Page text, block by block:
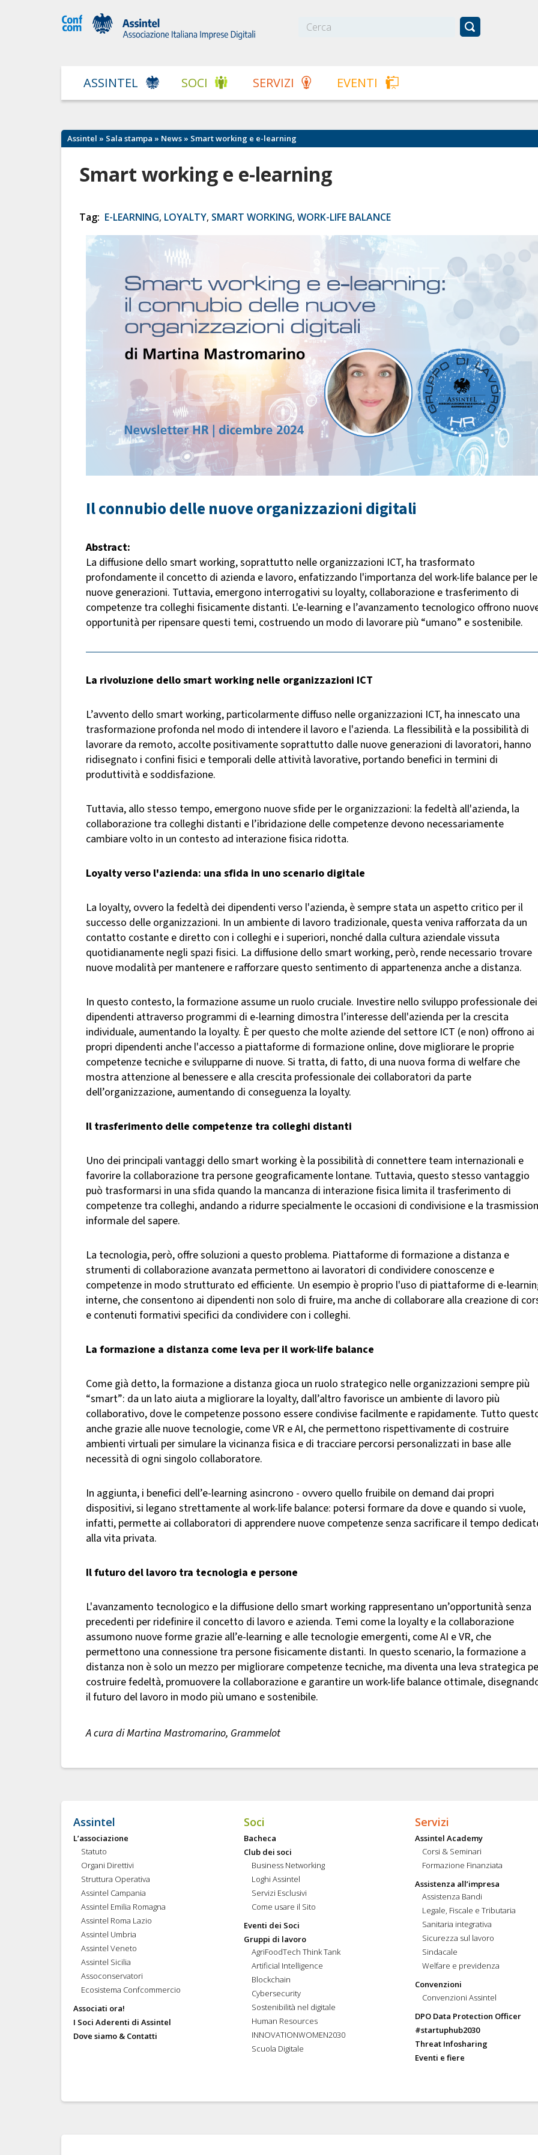
ASSINTEL SOCI SERVIZI EVENTI
Assintel » Sala stampa » News » Smart working e e-learning
Smart working e e-learning
Tag: E-LEARNING, LOYALTY, SMART WORKING, WORK-LIFE BALANCE
Il connubio delle nuove organizzazioni digitali
Abstract:
La diffusione dello smart working, soprattutto nelle organizzazioni ICT, ha trasformato
profondamente il concetto di azienda e lavoro, enfatizzando l'importanza del work-life balance per le
nuove generazioni. Tuttavia, emergono interrogativi su loyalty, collaborazione e trasferimento di
competenze tra colleghi fisicamente distanti. L'e-learning e l’avanzamento tecnologico offrono
opportunità per ripensare questi temi, costruendo un modo di lavorare più “umano” e sostenibile.
La rivoluzione dello smart working nelle organizzazioni ICT
L’avvento dello smart working, particolarmente diffuso nelle organizzazioni ICT, ha innescato una
trasformazione profonda nel modo di intendere il lavoro e l'azienda. La flessibilità e la possibilità di
lavorare da remoto, accolte positivamente soprattutto dalle nuove generazioni di lavoratori, hanno
ridisegnato i confini fisici e temporali delle attività lavorative, portando benefici in termini di
produttività e soddisfazione.
Tuttavia, allo stesso tempo, emergono nuove sfide per le organizzazioni: la fedeltà all'azienda, la
collaborazione tra colleghi distanti e l’ibridazione delle competenze devono necessariamente
cambiare volto in un contesto ad interazione fisica ridotta.
Loyalty verso l'azienda: una sfida in uno scenario digitale
La loyalty, ovvero la fedeltà dei dipendenti verso l'azienda, è sempre stata un aspetto critico per il
successo delle organizzazioni. In un ambiente di lavoro tradizionale, questa veniva rafforzata da un
contatto costante e diretto con i colleghi e i superiori, nonché dalla cultura aziendale vissuta
quotidianamente negli spazi fisici. La diffusione dello smart working, però, rende necessario trovare
nuove modalità per mantenere e rafforzare questo sentimento di appartenenza anche a distanza.
In questo contesto, la formazione assume un ruolo cruciale. Investire nello sviluppo professionale dei
dipendenti attraverso programmi di e-learning dimostra l’interesse dell'azienda per la crescita
individuale, aumentando la loyalty. È per questo che molte aziende del settore ICT (e non) offrono ai
propri dipendenti anche l'accesso a piattaforme di formazione online, dove migliorare le proprie
competenze tecniche e svilupparne di nuove. Si tratta, di fatto, di una nuova forma di welfare che
mostra attenzione al benessere e alla crescita professionale dei collaboratori da parte
dell’organizzazione, aumentando di conseguenza la loyalty.
Il trasferimento delle competenze tra colleghi distanti
Uno dei principali vantaggi dello smart working è la possibilità di connettere team internazionali e
favorire la collaborazione tra persone geograficamente lontane. Tuttavia, questo stesso vantaggio
può trasformarsi in una sfida quando la mancanza di interazione fisica limita il trasferimento di
competenze tra colleghi, andando a ridurre specialmente le occasioni di condivisione e la
informale del sapere.
La tecnologia, però, offre soluzioni a questo problema. Piattaforme di formazione a distanza e
strumenti di collaborazione avanzata permettono ai lavoratori di condividere conoscenze e
competenze in modo strutturato ed efficiente. Un esempio è proprio l'uso di piattaforme di e-
interne, che consentono ai dipendenti non solo di fruire, ma anche di collaborare alla creazione di
e contenuti formativi specifici da condividere con i colleghi.
La formazione a distanza come leva per il work-life balance
Come già detto, la formazione a distanza gioca un ruolo strategico nelle organizzazioni sempre più
“smart”: da un lato aiuta a migliorare la loyalty, dall’altro favorisce un ambiente di lavoro più
collaborativo, dove le competenze possono essere condivise facilmente e rapidamente. Tutto
anche grazie alle nuove tecnologie, come VR e AI, che permettono rispettivamente di costruire
ambienti virtuali per simulare la vicinanza fisica e di tracciare percorsi personalizzati in base alle
necessità di ogni singolo collaboratore.
In aggiunta, i benefici dell’e-learning asincrono - ovvero quello fruibile on demand dai propri
dispositivi, si legano strettamente al work-life balance: potersi formare da dove e quando si vuole,
infatti, permette ai collaboratori di apprendere nuove competenze senza sacrificare il tempo
alla vita privata.
Il futuro del lavoro tra tecnologia e persone
L'avanzamento tecnologico e la diffusione dello smart working rappresentano un’opportunità senza
precedenti per ridefinire il concetto di lavoro e azienda. Temi come la loyalty e la collaborazione
assumono nuove forme grazie all’e-learning e alle tecnologie emergenti, come AI e VR, che
permettono una connessione tra persone fisicamente distanti. In questo scenario, la formazione a
distanza non è solo un mezzo per migliorare competenze tecniche, ma diventa una leva strategica
costruire fedeltà, promuovere la collaborazione e garantire un work-life balance ottimale,
il futuro del lavoro in modo più umano e sostenibile.
A cura di Martina Mastromarino, Grammelot
Assintel
L’associazione
Statuto
Organi Direttivi
Struttura Operativa
Assintel Campania
Assintel Emilia Romagna
Assintel Roma Lazio
Assintel Umbria
Assintel Veneto
Assintel Sicilia
Assoconservatori
Ecosistema Confcommercio
Associati ora!
I Soci Aderenti di Assintel
Dove siamo & Contatti
Soci
Bacheca
Club dei soci
Business Networking
Loghi Assintel
Servizi Esclusivi
Come usare il Sito
Eventi dei Soci
Gruppi di lavoro
AgriFoodTech Think Tank
Artificial Intelligence
Blockchain
Cybersecurity
Sostenibilità nel digitale
Human Resources
INNOVATIONWOMEN2030
Scuola Digitale
Servizi
Assintel Academy
Corsi & Seminari
Formazione Finanziata
Assistenza all’impresa
Assistenza Bandi
Legale, Fiscale e Tributaria
Sanitaria integrativa
Sicurezza sul lavoro
Sindacale
Welfare e previdenza
Convenzioni
Convenzioni Assintel
DPO Data Protection Officer
#startuphub2030
Threat Infosharing
Eventi e fiere